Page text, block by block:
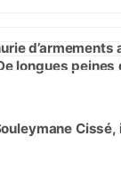
longues